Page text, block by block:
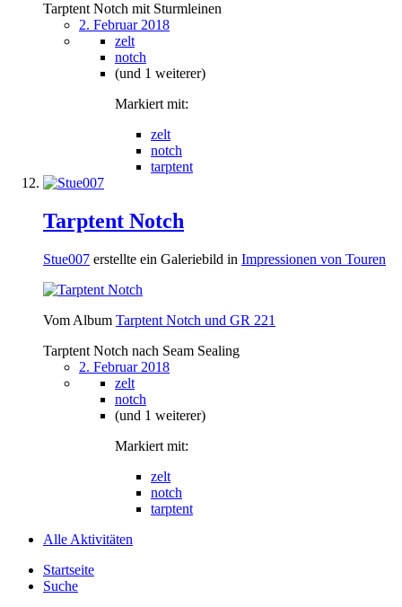
Tarptent Notch mit Sturmleinen
2. Februar 2018
zelt
notch
(und 1 weiterer)
Markiert mit:
zelt
notch
tarptent
Tarptent Notch
Stue007 erstellte ein Galeriebild in Impressionen von Touren
Vom Album Tarptent Notch und GR 221
Tarptent Notch nach Seam Sealing
2. Februar 2018
zelt
notch
(und 1 weiterer)
Markiert mit:
zelt
notch
tarptent
Alle Aktivitäten
Startseite
Suche